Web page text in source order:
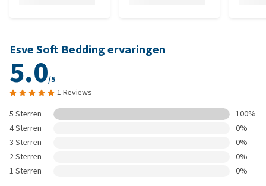
Esve Soft Bedding ervaringen
5.0/5
1 Reviews
5 Sterren
100%
4 Sterren
0%
3 Sterren
0%
2 Sterren
0%
1 Sterren
0%